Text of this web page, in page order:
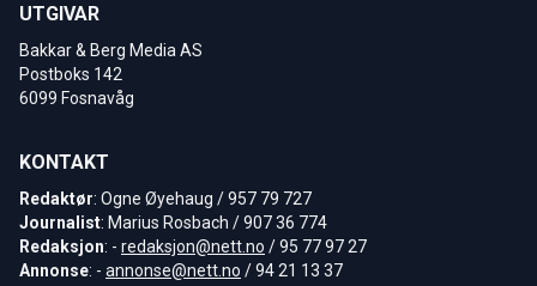
UTGIVAR
Bakkar & Berg Media AS
Postboks 142
6099 Fosnavåg
KONTAKT
Redaktør: Ogne Øyehaug / 957 79 727
Journalist: Marius Rosbach / 907 36 774
Redaksjon: - redaksjon@nett.no / 95 77 97 27
Annonse: - annonse@nett.no / 94 21 13 37